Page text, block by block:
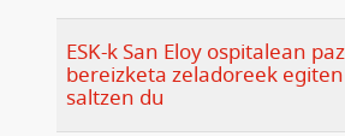
ESK-k San Eloy ospitalean
bereizketa zeladoreek
saltzen du